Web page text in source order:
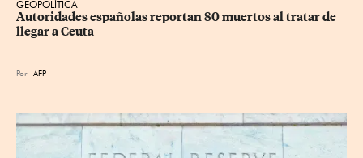
GEOPOLÍTICA
Autoridades españolas reportan 80 muertos al tratar de
llegar a Ceuta
Por AFP